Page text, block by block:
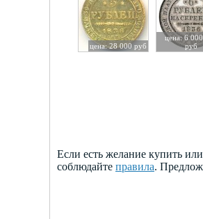
цена: 28 000 руб
цена: 6
руб
Если есть желание купить
соблюдайте правила.